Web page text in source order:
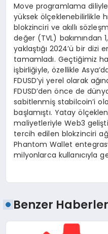
Move programlama
yüksek ölçeklenebilirlikle
blokzinciri ve akıllı
değer (TVL) bakımından
yaklaştığı 2024’ü bir dizi
tamamladı. Geçtiğimiz
işbirliğiyle, özellikle
FDUSD’yi yerel olarak
FDUSD’den önce de
sabitlenmiş stabilcoin’i
başlamıştı. Yatay
maliyetleriyle Web3
tercih edilen blokzinciri
Phantom Wallet
milyonlarca kullanıcıyla
Benzer Haberler